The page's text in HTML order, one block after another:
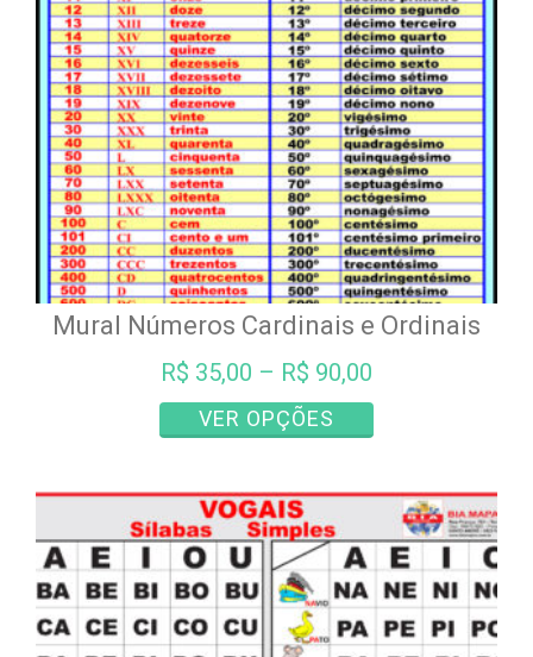
Mural Números Cardinais e Ordinais
R$ 35,00 – R$ 90,00
VER OPÇÕES
produto
várias
variantes.
opções
podem
ser